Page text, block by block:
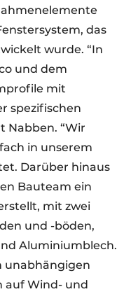
das
wurde. “In
und dem
mit
spezifischen
Nabben. “Wir
in unserem
Darüber hinaus
Bauteam ein
mit zwei
und -böden,
Aluminiumblech.
unabhängigen
auf Wind- und